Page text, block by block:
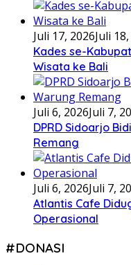
Juli 17, 2026Juli
Kades se-
Wisata ke Bali
Juli 6, 2026Juli 7,
DPRD Sidoarjo
Remang
Juli 6, 2026Juli 7,
Atlantis Cafe
Operasional
#DONASI